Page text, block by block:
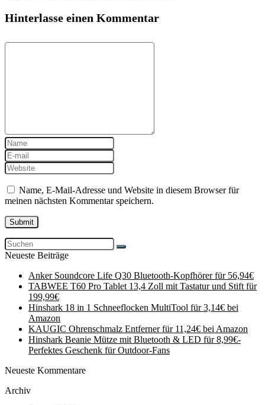
Hinterlasse einen Kommentar
Name, E-Mail-Adresse und Website in diesem Browser für
meinen nächsten Kommentar speichern.
Neueste Beiträge
Anker Soundcore Life Q30 Bluetooth-Kopfhörer für 56,94€
TABWEE T60 Pro Tablet 13,4 Zoll mit Tastatur und Stift für
199,99€
Hinshark 18 in 1 Schneeflocken MultiTool für 3,14€ bei
Amazon
KAUGIC Ohrenschmalz Entferner für 11,24€ bei Amazon
Hinshark Beanie Mütze mit Bluetooth & LED für 8,99€-
Perfektes Geschenk für Outdoor-Fans
Neueste Kommentare
Archiv